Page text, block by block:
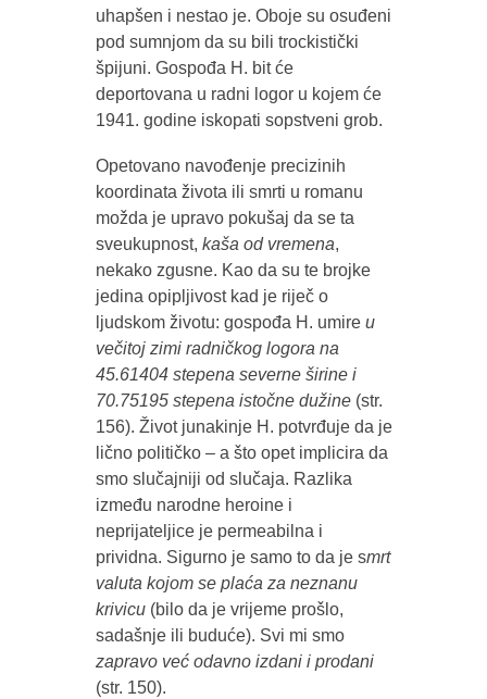
uhapšen i nestao je. Oboje su osuđeni
pod sumnjom da su bili trockistički
špijuni. Gospođa H. bit će
deportovana u radni logor u kojem će
1941. godine iskopati sopstveni grob.
Opetovano navođenje precizinih
koordinata života ili smrti u romanu
možda je upravo pokušaj da se ta
sveukupnost, kaša od vremena,
nekako zgusne. Kao da su te brojke
jedina opipljivost kad je riječ o
ljudskom životu: gospođa H. umire u
večitoj zimi radničkog logora na
45.61404 stepena severne širine i
70.75195 stepena istočne dužine(str.
156). Život junakinje H. potvrđuje da je
lično političko – a što opet implicira da
smo slučajniji od slučaja. Razlika
između narodne heroine i
neprijateljice je permeabilna i
prividna. Sigurno je samo to da je smrt
valuta kojom se plaća za neznanu
krivicu(bilo da je vrijeme prošlo,
sadašnje ili buduće). Svi mi smo
zapravo već odavno izdani i prodani
(str. 150).